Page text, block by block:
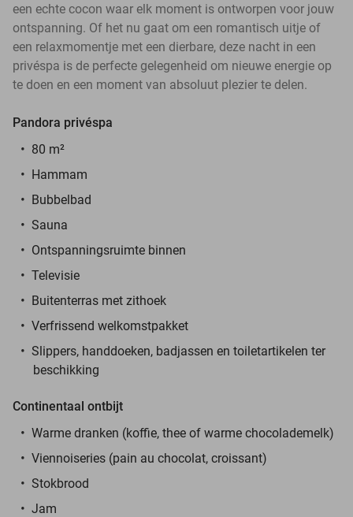
een echte cocon waar elk moment is ontworpen voor jouw
ontspanning. Of het nu gaat om een romantisch uitje of
een relaxmomentje met een dierbare, deze nacht in een
privéspa is de perfecte gelegenheid om nieuwe energie op
te doen en een moment van absoluut plezier te delen.
Pandora privéspa
80 m²
Hammam
Bubbelbad
Sauna
Ontspanningsruimte binnen
Televisie
Buitenterras met zithoek
Verfrissend welkomstpakket
Slippers, handdoeken, badjassen en toiletartikelen ter
beschikking
Continentaal ontbijt
Warme dranken (koffie, thee of warme chocolademelk)
Viennoiseries (pain au chocolat, croissant)
Stokbrood
Jam